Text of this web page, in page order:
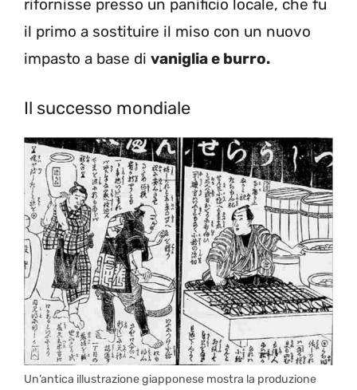
rifornisse presso un panificio locale, che fu
il primo a sostituire il miso con un nuovo
impasto a base di vaniglia e burro.
Il successo mondiale
Un’antica illustrazione giapponese mostra la produzione